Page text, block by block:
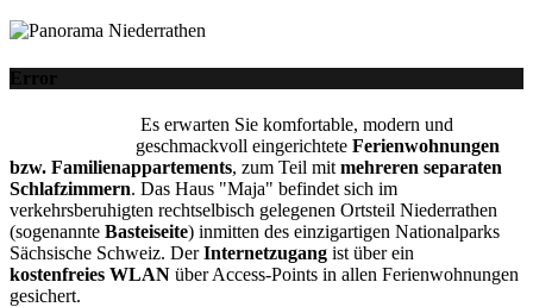
Error
Es erwarten Sie komfortable, modern und
geschmackvoll eingerichtete Ferienwohnungen
bzw. Familienappartements, zum Teil mit mehreren separaten
Schlafzimmern. Das Haus "Maja" befindet sich im
verkehrsberuhigten rechtselbisch gelegenen Ortsteil Niederrathen
(sogenannte Basteiseite) inmitten des einzigartigen Nationalparks
Sächsische Schweiz. DerInternetzugang ist über ein
kostenfreies WLAN über Access-Points in allen Ferienwohnungen
gesichert.